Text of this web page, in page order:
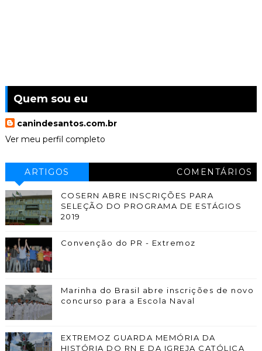
Quem sou eu
canindesantos.com.br
Ver meu perfil completo
ARTIGOS COMENTÁRIOS
COSERN ABRE INSCRIÇÕES PARA
SELEÇÃO DO PROGRAMA DE ESTÁGIOS
2019
Convenção do PR - Extremoz
Marinha do Brasil abre inscrições de novo
concurso para a Escola Naval
EXTREMOZ GUARDA MEMÓRIA DA
HISTÓRIA DO RN E DA IGREJA CATÓLICA